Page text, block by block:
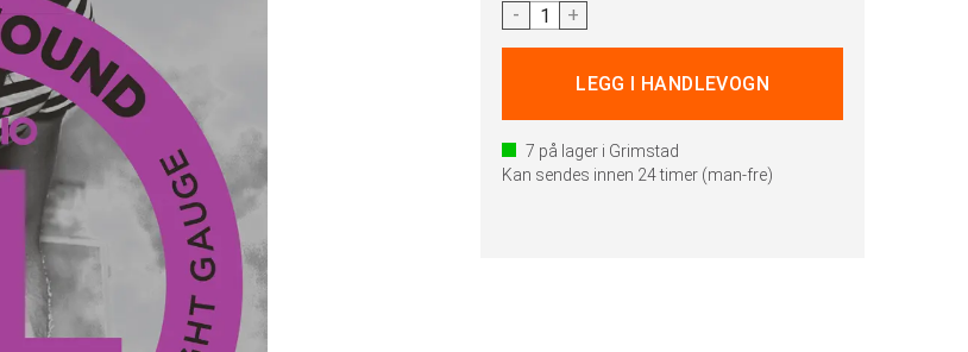
- +
7 på lager i Grimstad
Kan sendes innen 24 timer (man-fre)